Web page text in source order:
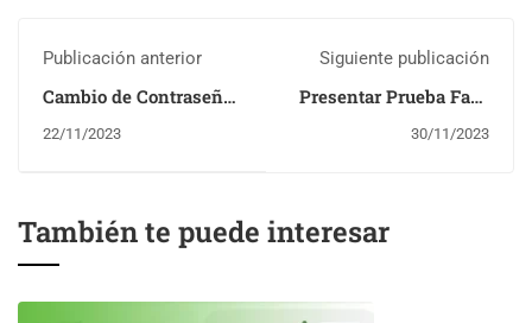
Publicación anterior
Cambio de Contraseña
22/11/2023
Siguiente publicación
Presentar Prueba Fase
30/11/2023
También te puede interesar